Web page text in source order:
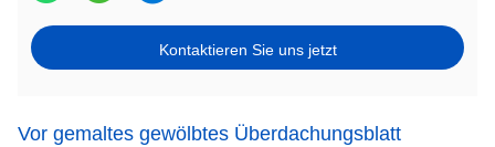
Kontaktieren Sie uns jetzt
Vor gemaltes gewölbtes Überdachungsblatt